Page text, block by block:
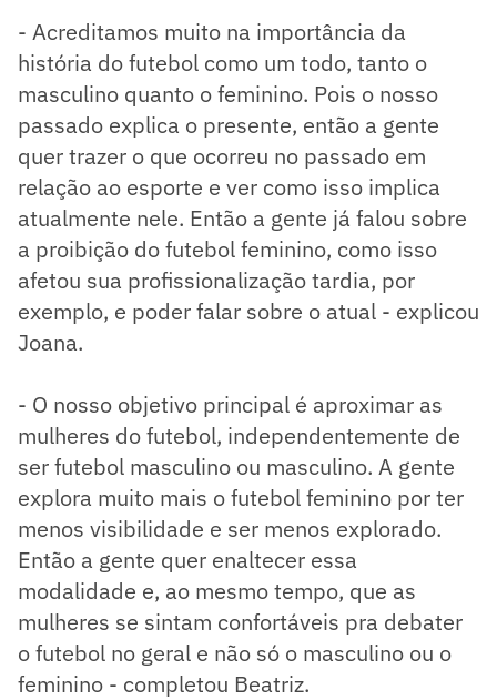
- Acreditamos muito na importância da
história do futebol como um todo, tanto o
masculino quanto o feminino. Pois o nosso
passado explica o presente, então a gente
quer trazer o que ocorreu no passado em
relação ao esporte e ver como isso implica
atualmente nele. Então a gente já falou sobre
a proibição do futebol feminino, como isso
afetou sua profissionalização tardia, por
exemplo, e poder falar sobre o atual - explicou
Joana.
- O nosso objetivo principal é aproximar as
mulheres do futebol, independentemente de
ser futebol masculino ou masculino. A gente
explora muito mais o futebol feminino por ter
menos visibilidade e ser menos explorado.
Então a gente quer enaltecer essa
modalidade e, ao mesmo tempo, que as
mulheres se sintam confortáveis pra debater
o futebol no geral e não só o masculino ou o
feminino - completou Beatriz.